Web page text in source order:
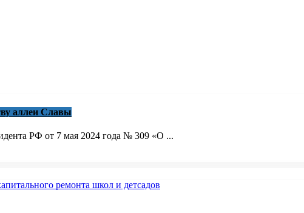
аллеи Славы
РФ от 7 мая 2024 года № 309 «О ...